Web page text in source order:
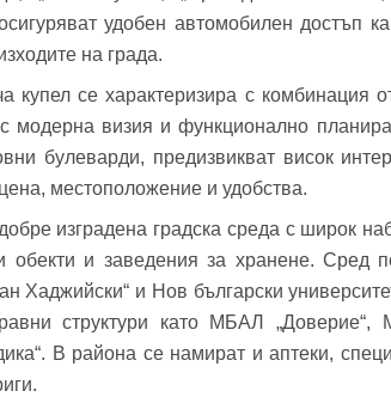
Парола
Вход
удобен автомобилен достъп
на града.
купел се характеризира с комбинация
модерна визия и функционално
булеварди, предизвикват висок
местоположение и удобства.
изградена градска среда с широк
обекти и заведения за хранене. Сред
Хаджийски“ и Нов български
структури като МБАЛ
В района се намират и аптеки,
Имейл адрес*
Телефон*
Вашето запитване
се обадим възможно